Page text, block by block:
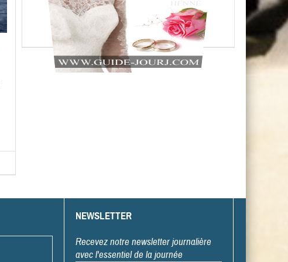
NEWSLETTER
Recevez notre newsletter journalière
avec l'essentiel de la journée